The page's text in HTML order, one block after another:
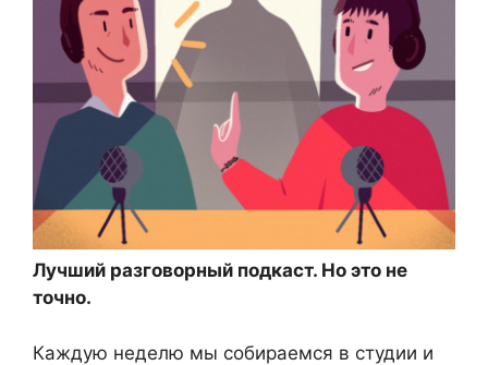
Лучший разговорный подкаст. Но это не
точно.
Каждую неделю мы собираемся в студии и